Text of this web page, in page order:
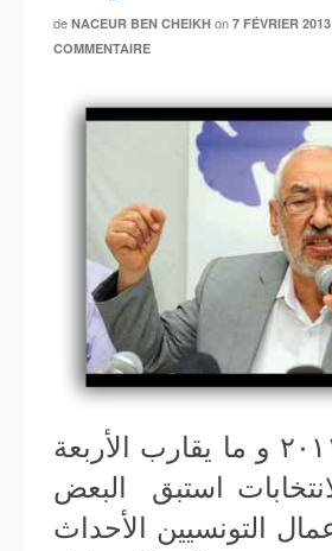
de NACEUR BEN CHEIKH on 7 FÉVRIER 2013
COMMENTAIRE
في صائفة ٢٠١١ و ما يقارب الأربعة
استبق البعض
التونسيين الأحداث